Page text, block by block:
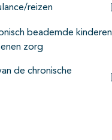
reizen
beademde kinderen
zorg
de chronische